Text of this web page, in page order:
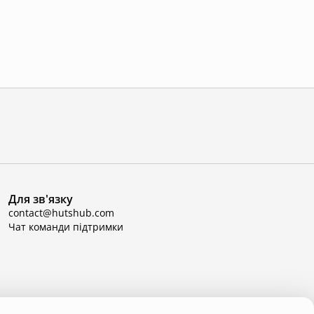
Для зв'язку
contact@hutshub.com
Чат команди підтримки